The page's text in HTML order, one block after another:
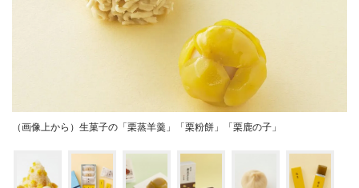
（画像上から）生菓子の「栗蒸羊羹」「栗粉餅」「栗鹿の子」